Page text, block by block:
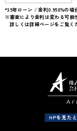
ペット可
角部屋
*35年ローン / 金利0.950%の場
※審査により金利は変わる可能
詳しくは詳細ページをご覧く
HPを見た